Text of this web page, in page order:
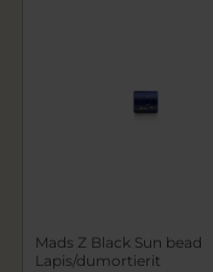
Mads Z Black Sun bead
Lapis/dumortierit